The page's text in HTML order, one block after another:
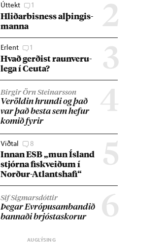
2
Úttekt 1
Hlið­ar­bis­ness al­þing­is­
manna
3
Erlent 1
Hvað gerð­ist raun­veru­
lega í Ceuta?
4
Birgir Örn Steinarsson
Ver­öld­in hrundi og það
var það besta sem hef­ur
kom­ið fyr­ir
5
Viðtal 8
Inn­an ESB „mun Ís­land
stjórna fisk­veið­um í
Norð­ur-Atlants­hafi“
6
Sif Sigmarsdóttir
Þeg­ar Evr­ópu­sam­band­ið
bann­aði brjósta­skor­ur